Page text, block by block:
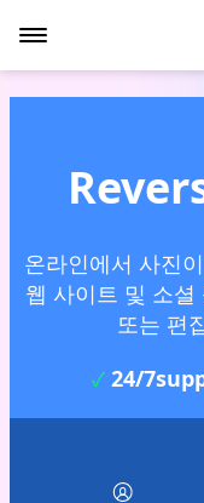
온라인에서 사진
웹 사이트 및 소
또는 편
✓ 24/